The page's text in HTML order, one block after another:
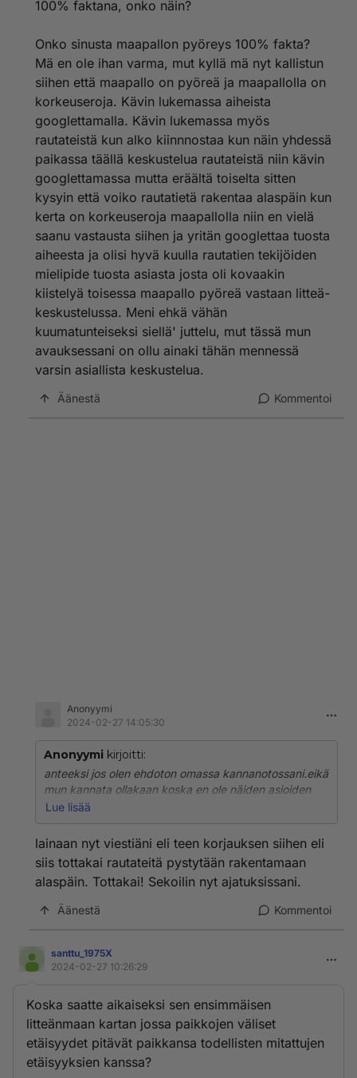
100% faktana, onko näin?
Onko sinusta maapallon pyöreys 100% fakta?
Mä en ole ihan varma, mut kyllä mä nyt kallistun
siihen että maapallo on pyöreä ja maapallolla on
korkeuseroja. Kävin lukemassa aiheista
googlettamalla. Kävin lukemassa myös
rautateistä kun alko kiinnnostaa kun näin yhdessä
paikassa täällä keskustelua rautateistä niin kävin
googlettamassa mutta eräältä toiselta sitten
kysyin että voiko rautatietä rakentaa alaspäin kun
kerta on korkeuseroja maapallolla niin en vielä
saanu vastausta siihen ja yritän googlettaa tuosta
aiheesta ja olisi hyvä kuulla rautatien tekijöiden
mielipide tuosta asiasta josta oli kovaakin
kiistelyä toisessa maapallo pyöreä vastaan litteä-
keskustelussa. Meni ehkä vähän
kuumatunteiseksi siellä' juttelu, mut tässä mun
avauksessani on ollu ainaki tähän mennessä
varsin asiallista keskustelua.
Äänestä Kommentoi
Anonyymi
2024-02-27 14:05:30
Anonyymi kirjoitti:
anteeksi jos olen ehdoton omassa kannanotossani.eikä
mun kannata ollakaan koska en ole näiden asioiden
asiantuntija. Halu oppia uutta. Jos on esittää joku esim
semmosia sivuuttamaan. ;Mut kun aloin miettiä
maapallokeskusteluja niin kai maapallon pyöreyttä
pidetään ainakin tietyissä piireissä 100% faktana,
onko näin?
Onko sinusta maapallon pyöreys 100% fakta? Mä en
ole ihan varma, mut kyllä mä nyt kallistun siihen että
maapallo on pyöreä ja maapallolla on korkeuseroja.
Kävin lukemassa aiheista googlettamalla. Kävin
näin yhdessä paikassa täällä keskustelua rautateistä
niin kävin googlettamassa mutta eräältä toiselta sitten
kysyin että voiko rautatietä rakentaa alaspäin kun
kerta on korkeuseroja maapallolla niin en vielä saanu
vastausta siihen ja yritän googlettaa tuosta aiheesta ja
Lue lisää
lainaan nyt viestiäni eli teen korjauksen siihen eli
siis tottakai rautateitä pystytään rakentamaan
alaspäin. Tottakai! Sekoilin nyt ajatuksissani.
Äänestä Kommentoi
santtu_1975X
2024-02-27 10:26:29
Koska saatte aikaiseksi sen ensimmäisen
litteänmaan kartan jossa paikkojen väliset
etäisyydet pitävät paikkansa todellisten mitattujen
etäisyyksien kanssa?